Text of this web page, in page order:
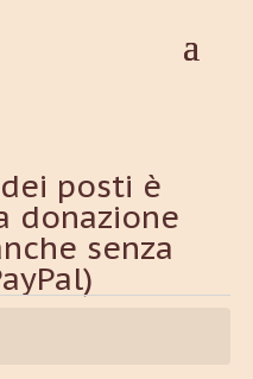
posti è
donazione
senza